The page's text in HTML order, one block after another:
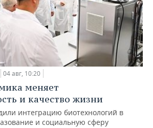
04 авг, 10:20
меняет
и качество жизни
интеграцию биотехнологий в
и социальную сферу